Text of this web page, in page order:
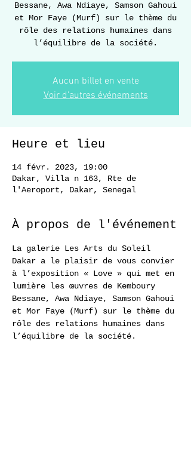
Bessane, Awa Ndiaye, Samson Gahoui
et Mor Faye (Murf) sur le thème du
rôle des relations humaines dans
l’équilibre de la société.
Aucun billet en vente
Voir d'autres événements
Heure et lieu
14 févr. 2023, 19:00
Dakar, Villa n 163, Rte de
l'Aeroport, Dakar, Senegal
À propos de l'événement
La galerie Les Arts du Soleil
Dakar a le plaisir de vous convier
à l’exposition « Love » qui met en
lumière les œuvres de Kemboury
Bessane, Awa Ndiaye, Samson Gahoui
et Mor Faye (Murf) sur le thème du
rôle des relations humaines dans
l’équilibre de la société.